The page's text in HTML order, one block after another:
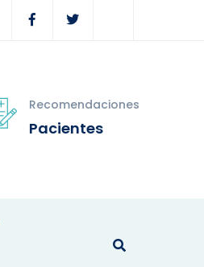
Recomendaciones
Pacientes